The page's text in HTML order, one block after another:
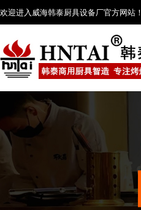
欢迎进入威海韩泰厨具设备厂官方网站！